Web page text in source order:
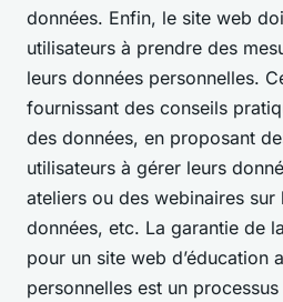
données. Enfin, le site web
utilisateurs à prendre des
leurs données personnelles.
fournissant des conseils
des données, en proposant
utilisateurs à gérer leurs
ateliers ou des webinaires
données, etc. La garantie de
pour un site web d’éducation
personnelles est un